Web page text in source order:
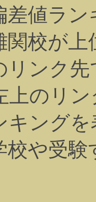
差値ラ
関校が
リンク
上のリ
キング
校や受